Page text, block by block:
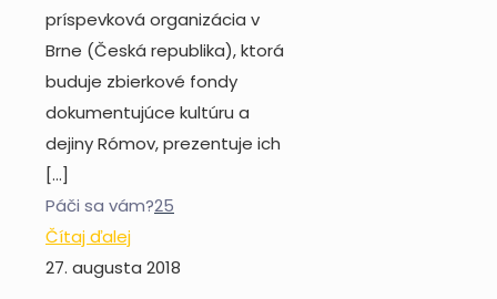
príspevková organizácia v
Brne (Česká republika), ktorá
buduje zbierkové fondy
dokumentujúce kultúru a
dejiny Rómov, prezentuje ich
[…]
Páči sa vám?25
Čítaj ďalej
27. augusta 2018